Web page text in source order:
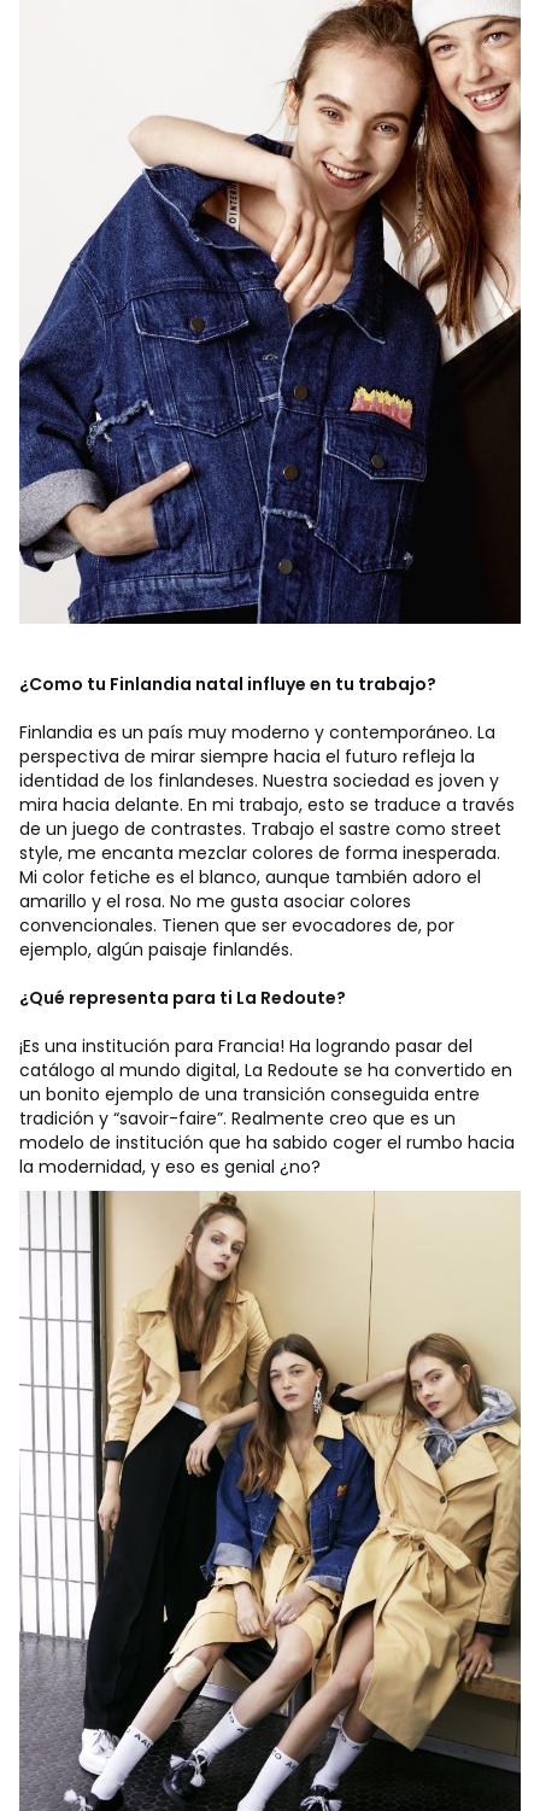
¿Como tu Finlandia natal influye en tu trabajo?
Finlandia es un país muy moderno y contemporáneo. La
perspectiva de mirar siempre hacia el futuro refleja la
identidad de los finlandeses. Nuestra sociedad es joven y
mira hacia delante. En mi trabajo, esto se traduce a través
de un juego de contrastes. Trabajo el sastre como street
style, me encanta mezclar colores de forma inesperada.
Mi color fetiche es el blanco, aunque también adoro el
amarillo y el rosa. No me gusta asociar colores
convencionales. Tienen que ser evocadores de, por
ejemplo, algún paisaje finlandés.
¿Qué representa para ti La Redoute?
¡Es una institución para Francia! Ha logrando pasar del
catálogo al mundo digital, La Redoute se ha convertido en
un bonito ejemplo de una transición conseguida entre
tradición y “savoir-faire”. Realmente creo que es un
modelo de institución que ha sabido coger el rumbo hacia
la modernidad, y eso es genial ¿no?